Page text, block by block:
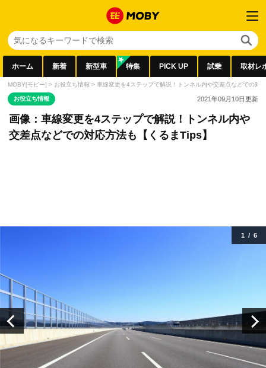
ホーム 新着 新型車 特集 PICK UP 試乗 取材レ
MOBY[モビー] > お役立ち情報 > 車線変更を4ステップで解説！トンネル内や交差点などでの対
お役立ち情報 2021年09月10日更新
画像：車線変更を4ステップで解説！トンネル内や
交差点などでの対応方法も【くるまTips】
1/ 6